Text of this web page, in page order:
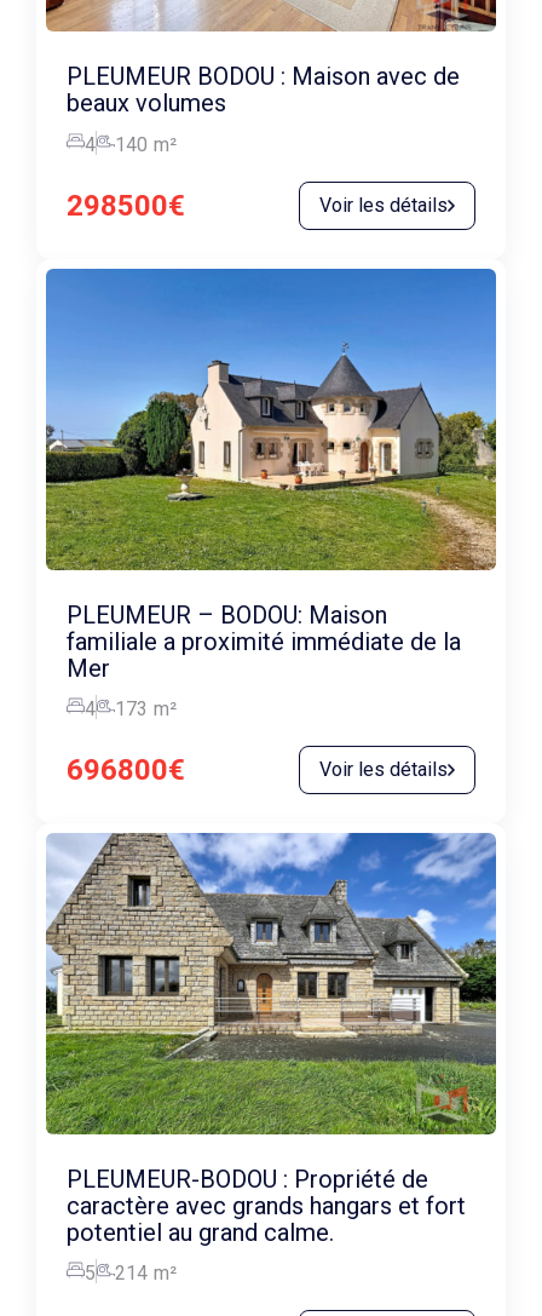
PLEUMEUR BODOU : Maison avec de
beaux volumes
4 140 m²
298500€ Voir les détails
PLEUMEUR – BODOU: Maison
familiale a proximité immédiate de la
Mer
4 173 m²
696800€ Voir les détails
PLEUMEUR-BODOU : Propriété de
caractère avec grands hangars et fort
potentiel au grand calme.
5 214 m²